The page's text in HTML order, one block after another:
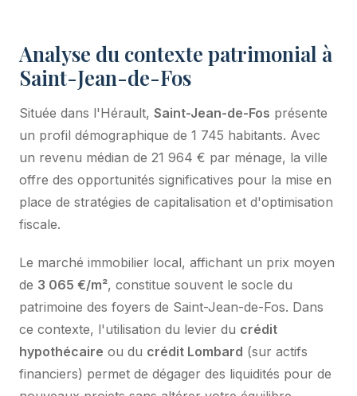
Analyse du contexte patrimonial à
Saint-Jean-de-Fos
Située dans l'Hérault, Saint-Jean-de-Fos présente
un profil démographique de 1 745 habitants. Avec
un revenu médian de 21 964 € par ménage, la ville
offre des opportunités significatives pour la mise en
place de stratégies de capitalisation et d'optimisation
fiscale.
Le marché immobilier local, affichant un prix moyen
de 3 065 €/m², constitue souvent le socle du
patrimoine des foyers de Saint-Jean-de-Fos. Dans
ce contexte, l'utilisation du levier du crédit
hypothécaire ou du crédit Lombard (sur actifs
financiers) permet de dégager des liquidités pour de